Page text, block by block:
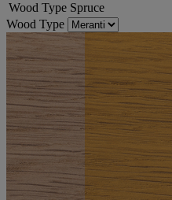
Wood Type Spruce
Wood Type